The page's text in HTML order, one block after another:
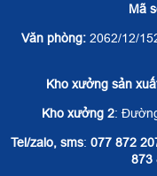
Mã
Văn phòng: 2062/12/
Kho xưởng sản
Kho xưởng 2:
Tel/zalo, sms: 077 872
873